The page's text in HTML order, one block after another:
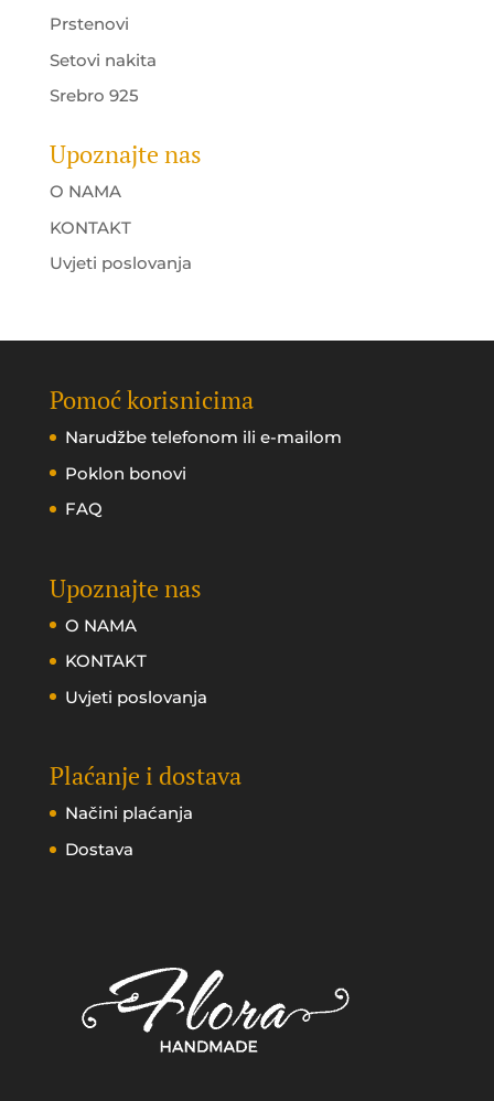
Prstenovi
Setovi nakita
Srebro 925
Upoznajte nas
O NAMA
KONTAKT
Uvjeti poslovanja
Pomoć korisnicima
Narudžbe telefonom ili e-mailom
Poklon bonovi
FAQ
Upoznajte nas
O NAMA
KONTAKT
Uvjeti poslovanja
Plaćanje i dostava
Načini plaćanja
Dostava